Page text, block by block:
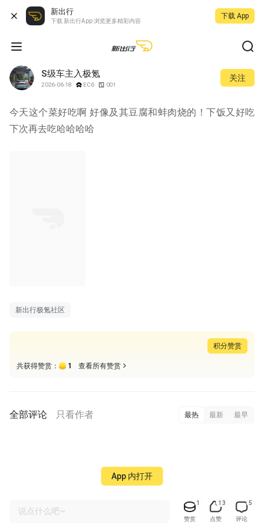
新出行
下载 新出行App 浏览更多精彩内容
下载 App
S级车主入极氪
2026-06-18 EC6 001
关注
今天这个菜好吃啊 好像及其豆腐和蚌肉烧的！下饭又好吃
下次再去吃哈哈哈哈
新出行极氪社区
积分赞赏
共获得赞赏： 1 查看所有赞赏
全部评论 只看作者 最热 最新 最早
说点什么吧~
1
赞赏
13
点赞
5
评论
App 内打开